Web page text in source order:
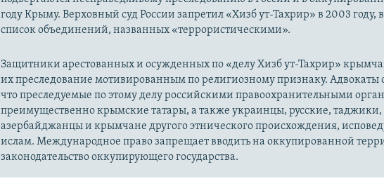
году Крыму. Верховный суд России запретил «Хизб ут-Тахрир» в 2003 году,
список объединений, названных «террористическими».
Защитники арестованных и осужденных по «делу Хизб ут-Тахрир»
их преследование мотивированным по религиозному признаку. Адвокаты
что преследуемые по этому делу российскими правоохранительными
преимущественно крымские татары, а также украинцы, русские, таджики,
азербайджанцы и крымчане другого этнического происхождения,
ислам. Международное право запрещает вводить на оккупированной
законодательство оккупирующего государства.